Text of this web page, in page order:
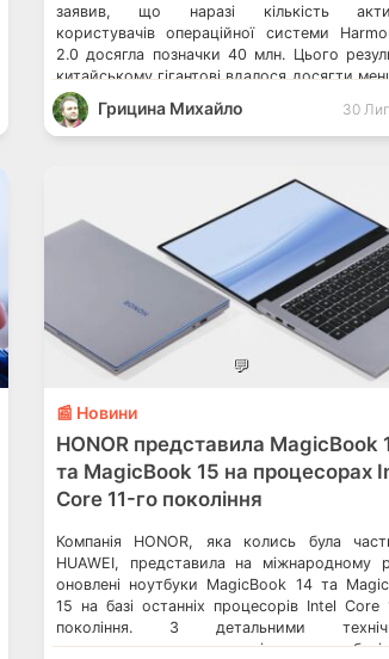
заявив, що наразі кількість
користувачів операційної системи
2.0 досягла позначки 40 млн. Цього
китайському гігантові вдалося досягти
за два місяці після офіційного
операційної системи – 2 червня. Таким
щосекунди 8 […]
Грицина Михайло 30
💬
📰 Новини
HONOR представила MagicBook
та MagicBook 15 на процесорах
Core 11-го покоління
Компанія HONOR, яка колись була
HUAWEI, представила на міжнародному
оновлені ноутбуки MagicBook 14 та
15 на базі останніх процесорів Intel Core
покоління. З детальними
характеристиками та цінами